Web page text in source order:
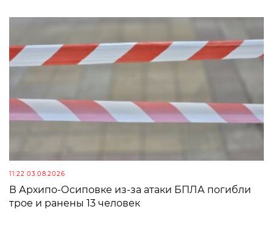
11:22 03.08.2026
В Архипо-Осиповке из-за атаки БПЛА погибли
трое и ранены 13 человек